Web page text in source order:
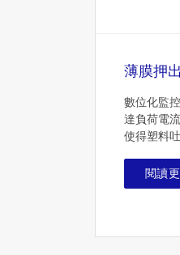
薄膜押
數位化監
達負荷電
使得塑料
閱讀